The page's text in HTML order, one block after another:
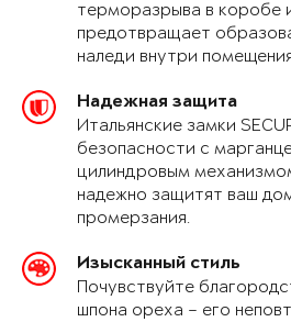
терморазрыва в коробе
предотвращает
наледи внутри
Надежная защита
Итальянские замки
безопасности с
цилиндровым
надежно защитят ваш
промерзания.
Изысканный стиль
Почувствуйте
шпона ореха – его